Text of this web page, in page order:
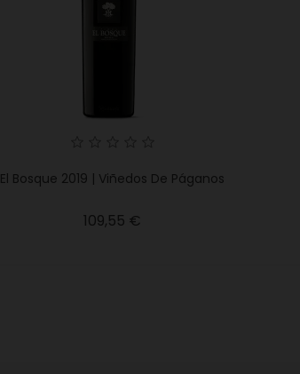
El Bosque 2019 | Viñedos De Páganos
109,55 €